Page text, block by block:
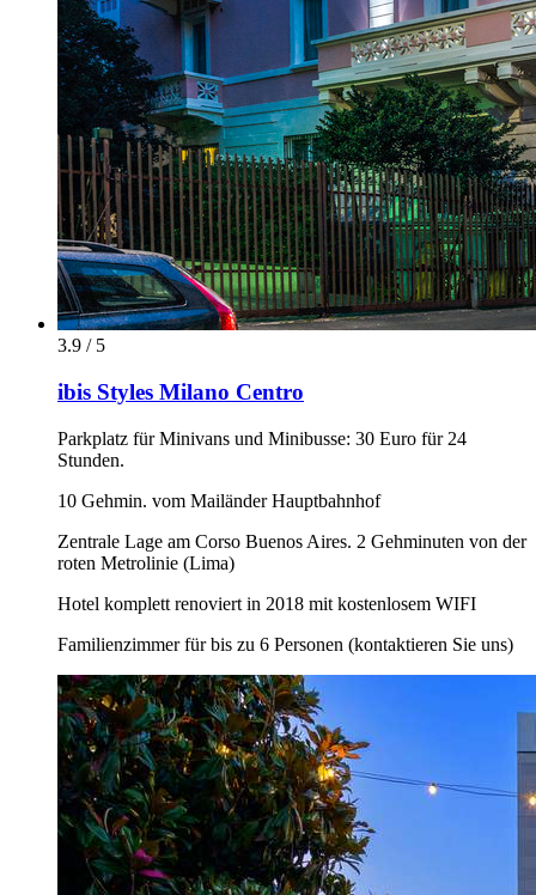
3.9 / 5
ibis Styles Milano Centro
Parkplatz für Minivans und Minibusse: 30 Euro für 24
Stunden.
10 Gehmin. vom Mailänder Hauptbahnhof
Zentrale Lage am Corso Buenos Aires. 2 Gehminuten von der
roten Metrolinie (Lima)
Hotel komplett renoviert in 2018 mit kostenlosem WIFI
Familienzimmer für bis zu 6 Personen (kontaktieren Sie uns)